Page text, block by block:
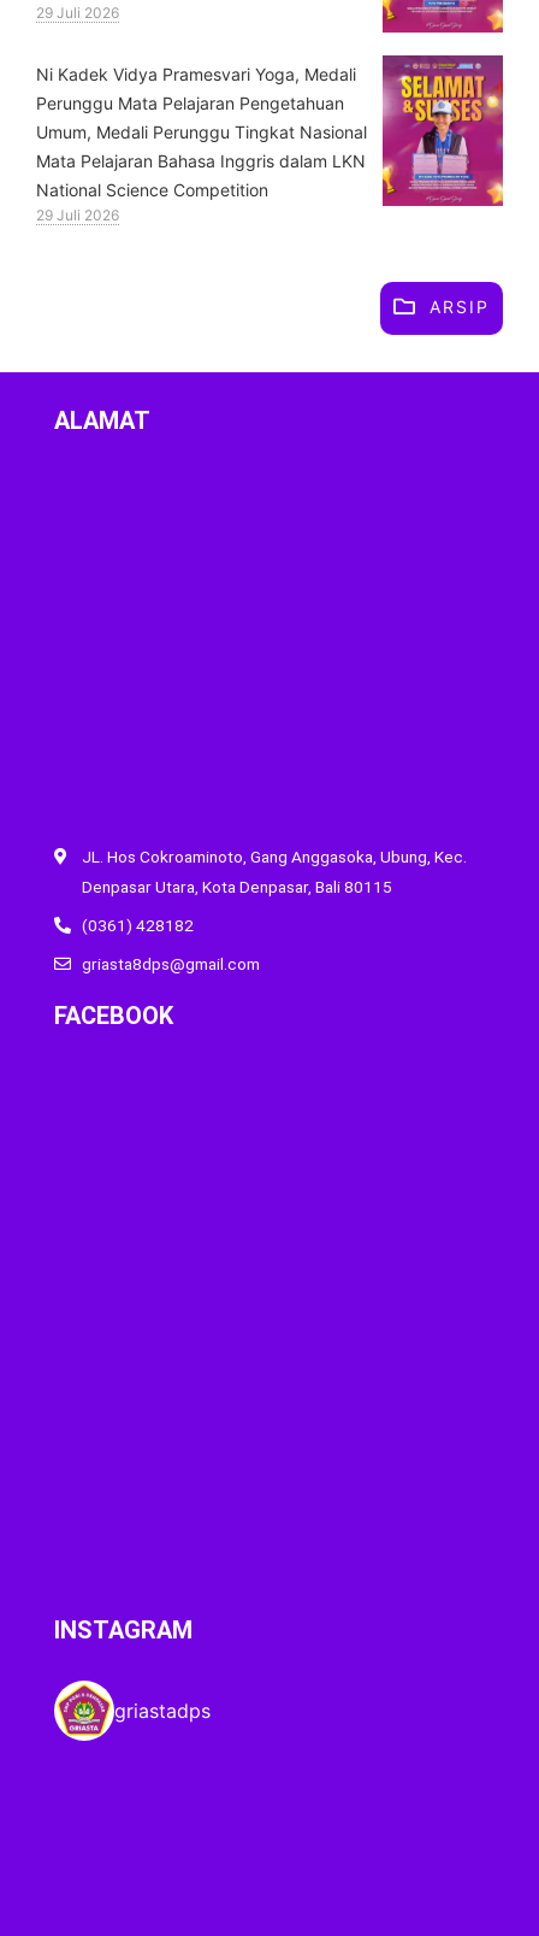
29 Juli 2026
⁠Ni Kadek Vidya Pramesvari Yoga, Medali
Perunggu Mata Pelajaran Pengetahuan
Umum, Medali Perunggu Tingkat Nasional
Mata Pelajaran Bahasa Inggris dalam LKN
National Science Competition
29 Juli 2026
ARSIP
ALAMAT
JL. Hos Cokroaminoto, Gang Anggasoka, Ubung, Kec.
Denpasar Utara, Kota Denpasar, Bali 80115
(0361) 428182
griasta8dps@gmail.com
FACEBOOK
INSTAGRAM
griastadps